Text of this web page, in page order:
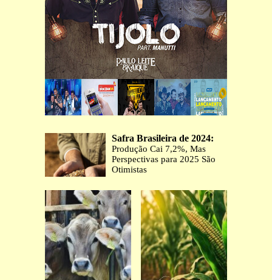
Safra Brasileira de 2024:
Produção Cai 7,2%, Mas
Perspectivas para 2025 São
Otimistas